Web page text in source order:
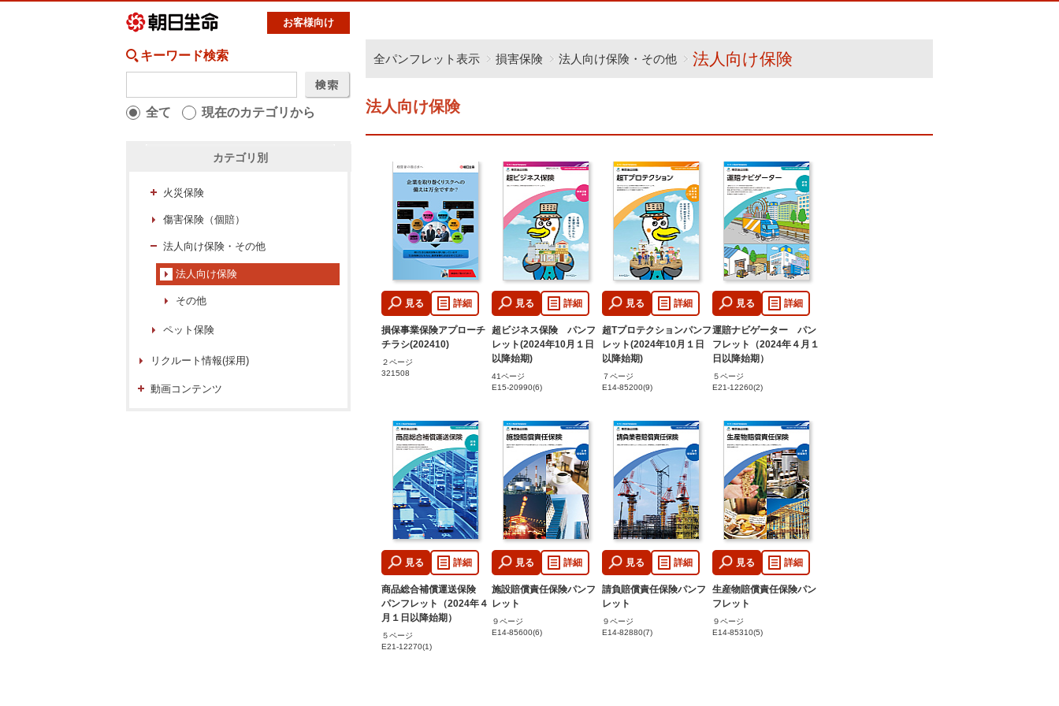
お客様向け
全パンフレット表示 損害保険 法人向け保険・その他 法人向け保険
法人向け保険
見る 詳細
損保事業保険アプローチ
チラシ(202410)
２ページ
321508
見る 詳細
超ビジネス保険 パンフ
レット(2024年10月１日
以降始期)
41ページ
E15-20990(6)
見る 詳細
超Tプロテクションパンフ
レット(2024年10月１日
以降始期)
７ページ
E14-85200(9)
見る 詳細
運賠ナビゲーター パン
フレット（2024年４月１
日以降始期）
５ページ
E21-12260(2)
見る 詳細
商品総合補償運送保険
パンフレット（2024年４
月１日以降始期）
５ページ
E21-12270(1)
見る 詳細
施設賠償責任保険パンフ
レット
９ページ
E14-85600(6)
見る 詳細
請負賠償責任保険パンフ
レット
９ページ
E14-82880(7)
見る 詳細
生産物賠償責任保険パン
フレット
９ページ
E14-85310(5)
キーワード検索
全て 現在のカテゴリから
カテゴリ別
全パンフレット表示
個人のお客様
損害保険
自動車保険
火災保険
傷害保険（個賠）
法人向け保険・その他
法人向け保険
その他
ペット保険
リクルート情報(採用)
動画コンテンツ